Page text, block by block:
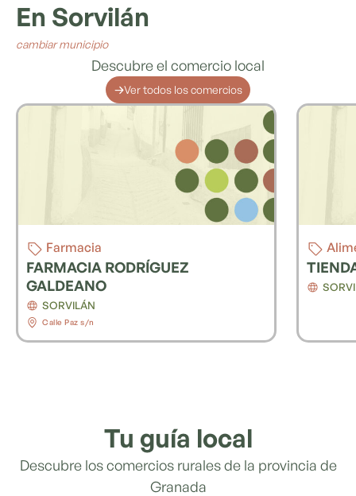
En Sorvilán
cambiar municipio
Descubre el comercio local
Ver todos los comercios
Alimentación
TIENDA LOLA
SORVILÁN
Tu guía local
Descubre los comercios rurales de la provincia de
Granada